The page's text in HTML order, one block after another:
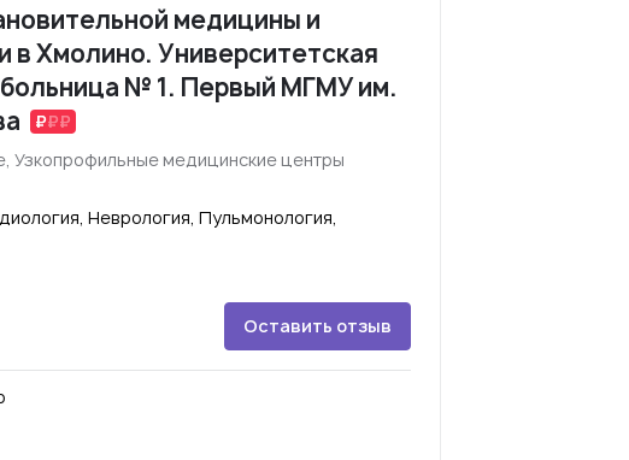
медицины и
в Хмолино. Университетская
больница № 1. Первый МГМУ им.
Узкопрофильные медицинские центры
Неврология, Пульмонология,
Оставить отзыв